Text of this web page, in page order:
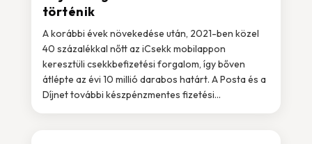
történik
A korábbi évek növekedése után, 2021-ben közel
40 százalékkal nőtt az iCsekk mobilappon
keresztüli csekkbefizetési forgalom, így bőven
átlépte az évi 10 millió darabos határt. A Posta és a
Díjnet további készpénzmentes fizetési...